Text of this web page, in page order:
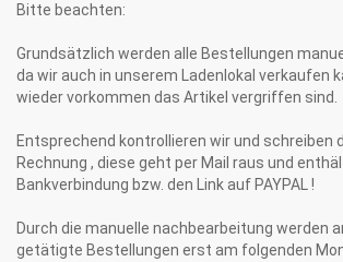
Bitte beachten:
Grundsätzlich werden alle Bestellungen
da wir auch in unserem Ladenlokal verkaufen
wieder vorkommen das Artikel vergriffen sind.
Entsprechend kontrollieren wir und schreiben
Rechnung , diese geht per Mail raus und
Bankverbindung bzw. den Link auf PAYPAL !
Durch die manuelle nachbearbeitung werden
getätigte Bestellungen erst am folgenden